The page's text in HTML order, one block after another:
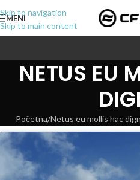
Skip to navigation
Skip to main content
MENI
NETUS EU
Početna/Netus eu mollis hac